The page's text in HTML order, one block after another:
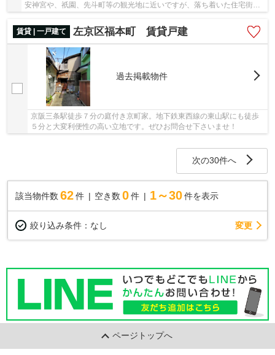
安神宮や、祇園、先斗町等の観光地に近いですが、落ち着いた住宅街に
賃貸 | 一戸建て
左京区福本町 賃貸戸建
過去掲載物件
京阪三条駅徒歩７分の庭付き京町家。地下鉄東西線の東山駅にも徒歩
５分と大変利便性の高い立地です。ぜひお問合せ下さいませ！
次の30件へ
該当物件数 62件 空き数 0 件 1～30 件を表示
絞り込み条件： なし 変更
ページトップへ